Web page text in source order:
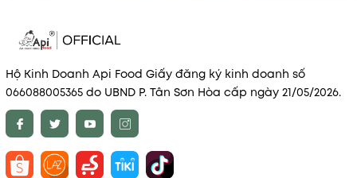
Hộ Kinh Doanh Api Food Giấy đăng ký kinh doanh số
066088005365 do UBND P. Tân Sơn Hòa cấp ngày 21/05/2026.